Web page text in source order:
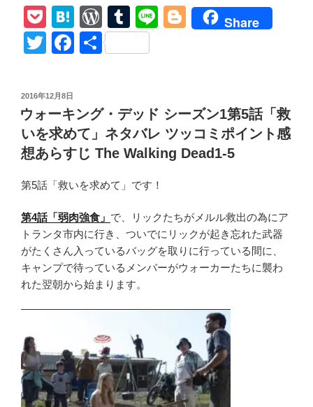
ー
キ
ン
ッ
ド
シ
ー
ン
第
6
話
「残
さ
望」
詳
細
あ
P
o
ck
H
at
e
a
W
or
d
e
ss
T
u
m
r
Li
Bl
er
Share
T
tt
er
F
e
b
o
o
k
共
投
稿
日:
2016年12月8日
ウォーキング・デッド シーズン1第5話「救
いを求めて」ネタバレ ツッコミポイント感
想あらすじ The Walking Dead1-5
第5話「救いを求めて」です！
第4話「弱肉強食」 で、リックたちがメルル救出の為にア
トランタ市内に行き、ついでにリックが起き忘れた武器
がたくさん入っているバッグを取りに行っている間に、
キャンプで待っているメンバーがウォーカーたちに襲わ
れた翌朝から始まります。